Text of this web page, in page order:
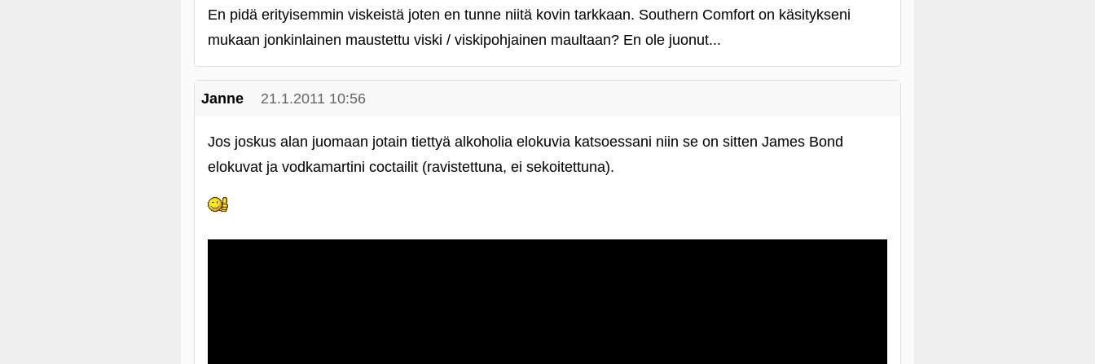
En pidä erityisemmin viskeistä joten en tunne niitä kovin tarkkaan. Southern Comfort on käsitykseni
mukaan jonkinlainen maustettu viski / viskipohjainen maultaan? En ole juonut...
Janne 21.1.2011 10:56
Jos joskus alan juomaan jotain tiettyä alkoholia elokuvia katsoessani niin se on sitten James Bond
elokuvat ja vodkamartini coctailit (ravistettuna, ei sekoitettuna).